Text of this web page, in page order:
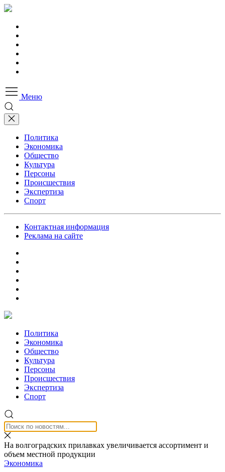
Меню
Политика
Экономика
Общество
Культура
Персоны
Происшествия
Экспертиза
Спорт
Контактная информация
Реклама на сайте
Политика
Экономика
Общество
Культура
Персоны
Происшествия
Экспертиза
Спорт
На волгоградских прилавках увеличивается ассортимент и
объем местной продукции
Экономика